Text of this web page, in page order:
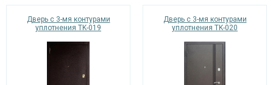
Дверь с 3-мя контурами
уплотнения TK-019
Дверь с 3-мя контурами
уплотнения TK-020